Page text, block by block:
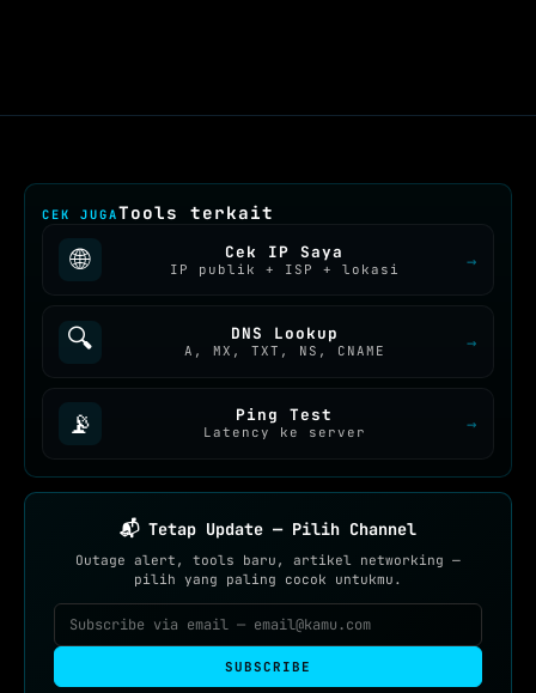
CEK JUGATools terkait
🌐 Cek IP Saya
IP publik + ISP + lokasi →
🔍 DNS Lookup
A, MX, TXT, NS, CNAME →
📡 Ping Test
Latency ke server →
📬 Tetap Update — Pilih Channel
Outage alert, tools baru, artikel networking —
pilih yang paling cocok untukmu.
SUBSCRIBE